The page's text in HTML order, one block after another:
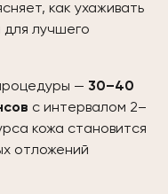
как ухаживать
для лучшего
— 30–40
с интервалом 2–
кожа становится
отложений